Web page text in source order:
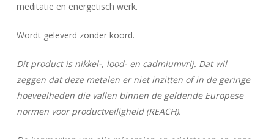
meditatie en energetisch werk.
Wordt geleverd zonder koord.
Dit product is nikkel-, lood- en cadmiumvrij. Dat wil
zeggen dat deze metalen er niet inzitten of in de geringe
hoeveelheden die vallen binnen de geldende Europese
normen voor productveiligheid (REACH).